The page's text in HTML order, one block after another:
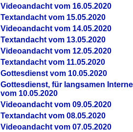
Videoandacht vom 16.05.2020
Textandacht vom 15.05.2020
Videoandacht vom 14.05.2020
Textandacht vom 13.05.2020
Videoandacht vom 12.05.2020
Textandacht vom 11.05.2020
Gottesdienst vom 10.05.2020
Gottesdienst, für langsamen
vom 10.05.2020
Videoandacht vom 09.05.2020
Textandacht vom 08.05.2020
Videoandacht vom 07.05.2020